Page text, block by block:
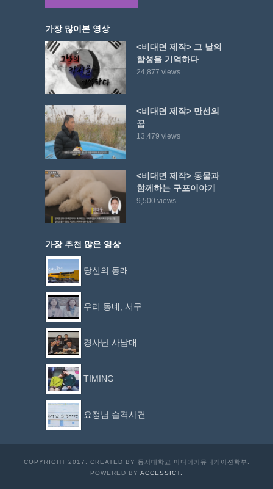
가장 많이본 영상
<비대면 제작> 그 날의
함성을 기억하다
24,877 views
<비대면 제작> 만선의
꿈
13,479 views
<비대면 제작> 동물과
함께하는 구포이야기
9,500 views
가장 추천 많은 영상
당신의 동래
우리 동네, 서구
경사난 사남매
TIMING
요정님 습격사건
COPYRIGHT 2017. CREATED BY 동서대학교 미디어커뮤니케이션학부.
POWERED BY ACCESSICT.